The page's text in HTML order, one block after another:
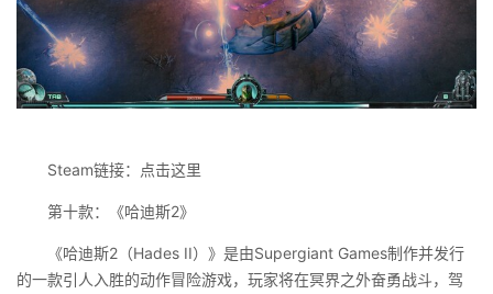
Steam链接：点击这里
第十款：《哈迪斯2》
《哈迪斯2（Hades II）》是由Supergiant Games制作并发行
的一款引人入胜的动作冒险游戏，玩家将在冥界之外奋勇战斗，驾